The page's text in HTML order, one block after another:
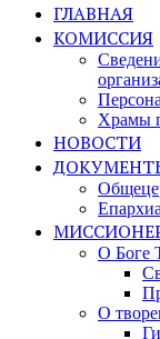
ГЛАВНАЯ
КОМИССИЯ
Храмы
НОВОСТИ
О Боге
О